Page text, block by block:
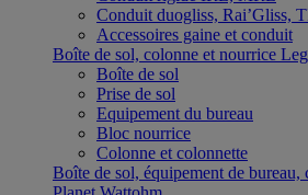
Conduit duogliss, Rai’Gliss,
Accessoires gaine et conduit
Boîte de sol, colonne et nourrice
Boîte de sol
Prise de sol
Equipement du bureau
Bloc nourrice
Colonne et colonnette
Boîte de sol, équipement de bureau,